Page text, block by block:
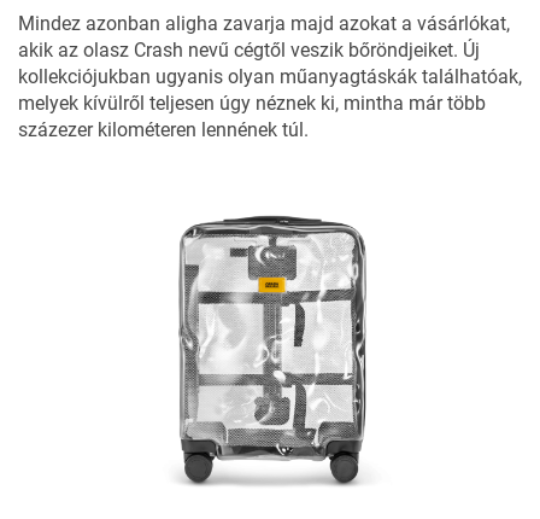
Mindez azonban aligha zavarja majd azokat a vásárlókat,
akik az olasz Crash nevű cégtől veszik bőröndjeiket. Új
kollekciójukban ugyanis olyan műanyagtáskák találhatóak,
melyek kívülről teljesen úgy néznek ki, mintha már több
százezer kilométeren lennének túl.